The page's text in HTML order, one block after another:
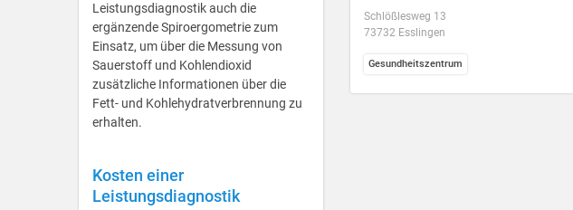
Leistungsdiagnostik auch die
ergänzende Spiroergometrie zum
Einsatz, um über die Messung von
Sauerstoff und Kohlendioxid
zusätzliche Informationen über die
Fett- und Kohlehydratverbrennung zu
erhalten.
Kosten einer
Leistungsdiagnostik
Schlößlesweg 13
73732 Esslingen
Gesundheitszentrum